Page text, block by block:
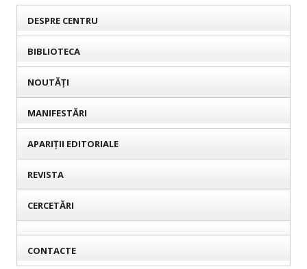
DESPRE CENTRU
BIBLIOTECA
NOUTĂȚI
MANIFESTĂRI
APARIȚII EDITORIALE
REVISTA
CERCETĂRI
CONTACTE